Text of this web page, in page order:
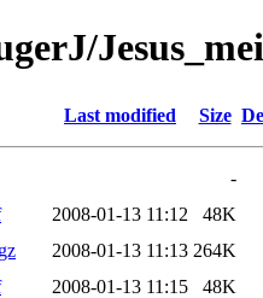
Last modified Size
-
2008-01-13 11:12
48K
2008-01-13 11:13 264K
2008-01-13 11:15
48K